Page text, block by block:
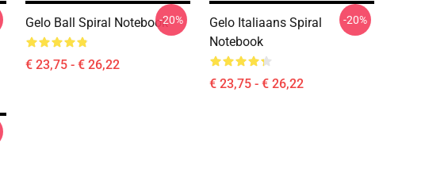
Gelo Ball Spiral Notebook
€ 23,75 - € 26,22
-20%
Gelo Italiaans Spiral
Notebook
€ 23,75 - € 26,22
-20%